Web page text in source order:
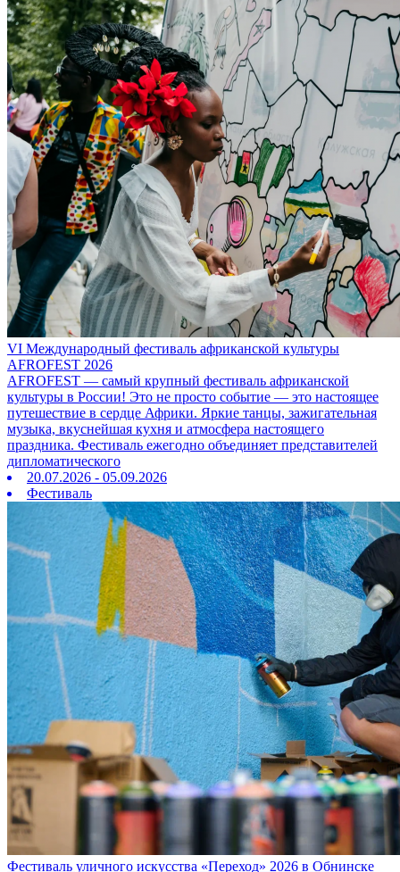
VI Международный фестиваль африканской культуры
AFROFEST 2026
AFROFEST — самый крупный фестиваль африканской
культуры в России! Это не просто событие — это настоящее
путешествие в сердце Африки. Яркие танцы, зажигательная
музыка, вкуснейшая кухня и атмосфера настоящего
праздника. Фестиваль ежегодно объединяет представителей
дипломатического
20.07.2026 - 05.09.2026
Фестиваль
Фестиваль уличного искусства «Переход» 2026 в Обнинске